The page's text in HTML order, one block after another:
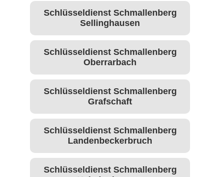
Schlüsseldienst Schmallenberg
Sellinghausen
Schlüsseldienst Schmallenberg
Oberrarbach
Schlüsseldienst Schmallenberg
Grafschaft
Schlüsseldienst Schmallenberg
Landenbeckerbruch
Schlüsseldienst Schmallenberg